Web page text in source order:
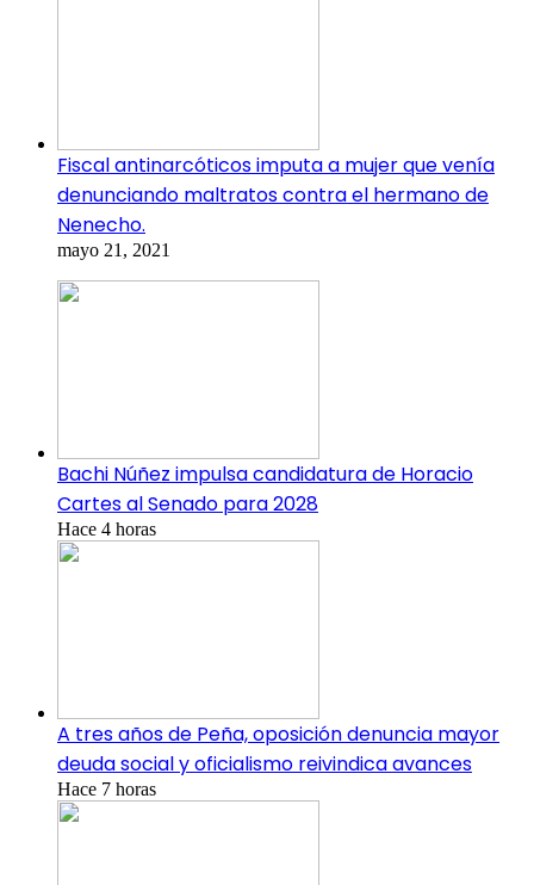
Fiscal antinarcóticos imputa a mujer que venía
denunciando maltratos contra el hermano de
Nenecho.
mayo 21, 2021
Bachi Núñez impulsa candidatura de Horacio
Cartes al Senado para 2028
Hace 4 horas
A tres años de Peña, oposición denuncia mayor
deuda social y oficialismo reivindica avances
Hace 7 horas